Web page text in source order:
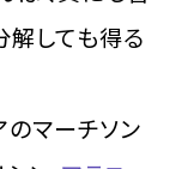
解しても得る
のマーチソン